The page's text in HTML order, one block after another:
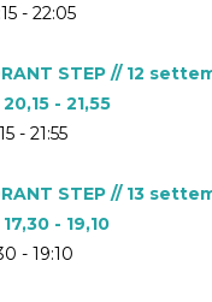
- 22:05
STEP // 12
- 21,55
- 21:55
STEP // 13
- 19,10
- 19:10